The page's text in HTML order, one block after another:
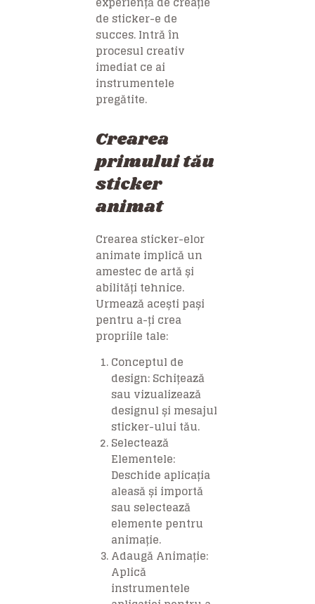
de sticker-e de
succes. Intră în
procesul creativ
imediat ce ai
instrumentele
pregătite.
Crearea
primului tău
sticker
animat
Crearea sticker-elor
animate implică un
amestec de artă și
abilități tehnice.
Urmează acești pași
pentru a-ți crea
propriile tale:
Conceptul de
design: Schițează
sau vizualizează
designul și mesajul
sticker-ului tău.
Selectează
Elementele:
Deschide aplicația
aleasă și importă
sau selectează
elemente pentru
animație.
Adaugă Animație:
Aplică
instrumentele